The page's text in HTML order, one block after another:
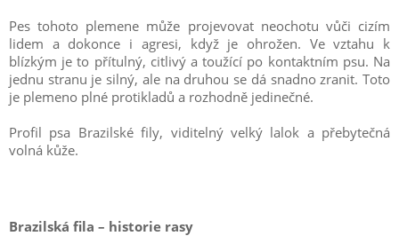
Pes tohoto plemene může projevovat neochotu vůči cizím
lidem a dokonce i agresi, když je ohrožen. Ve vztahu k
blízkým je to přítulný, citlivý a toužící po kontaktním psu. Na
jednu stranu je silný, ale na druhou se dá snadno zranit. Toto
je plemeno plné protikladů a rozhodně jedinečné.
Profil psa Brazilské fily, viditelný velký lalok a přebytečná
volná kůže.
Brazilská fila – historie rasy